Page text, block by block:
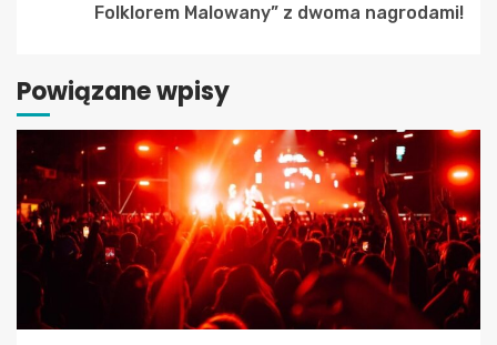
Folklorem Malowany” z dwoma nagrodami!
Powiązane wpisy